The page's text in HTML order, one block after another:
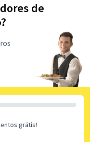
de
grátis!